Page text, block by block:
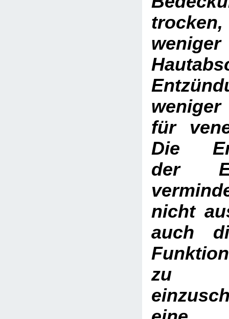
für
Die
der
nicht
auch
zu